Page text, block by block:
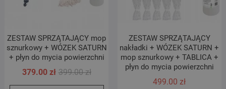
ZESTAW SPRZĄTAJĄCY mop
sznurkowy + WÓZEK SATURN
+ płyn do mycia powierzchni
399.00złPierwotna
cena
379.00 zł
Aktualna
cena
ZESTAW SPRZĄTAJĄCY
nakładki + WÓZEK SATURN +
mop sznurkowy + TABLICA +
płyn do mycia powierzchni
499.00zł